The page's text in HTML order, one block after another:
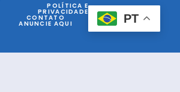
POLÍTICA E
PRIVACIDADE
CONTATO
ANUNCIE AQUI PT